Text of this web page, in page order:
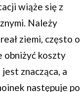
wiąże się z
Należy
ziemi, często o
obniżyć koszty
znacząca, a
następuje po